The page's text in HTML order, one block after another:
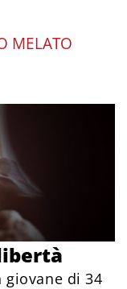
MELATO
giovane di 34